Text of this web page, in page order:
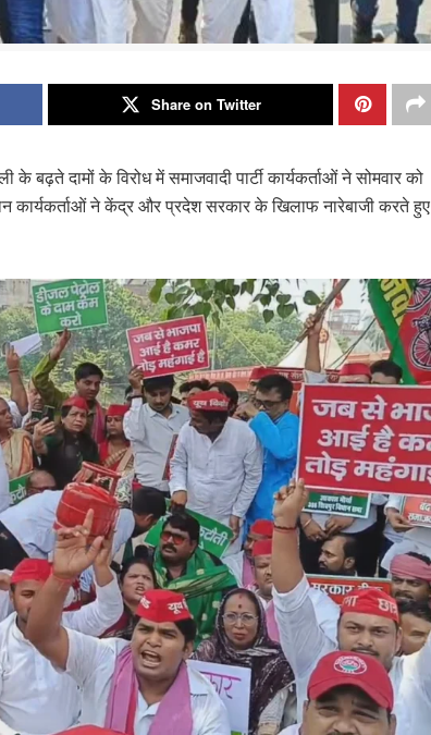
Share on Twitter
बढ़ते दामों के विरोध में समाजवादी पार्टी कार्यकर्ताओं ने सोमवार को
कार्यकर्ताओं ने केंद्र और प्रदेश सरकार के खिलाफ नारेबाजी करते हुए